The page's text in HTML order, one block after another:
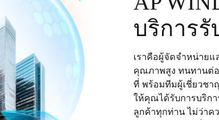
บริการ
เราคือผู้จัดจำหน่าย
คุณภาพสูง ทนทานต่
ที่ พร้อมทีมผู้เชี่ยวชา
ให้คุณได้รับการบริกา
ลูกค้าทุกท่าน ไม่ว่าค